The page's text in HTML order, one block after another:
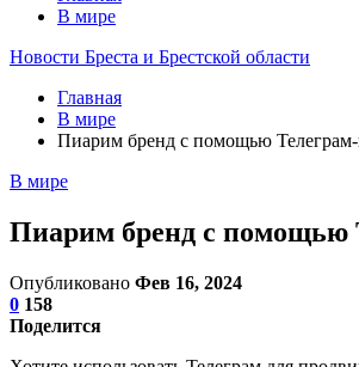
В мире
Новости Бреста и Брестской области
Главная
В мире
Пиарим бренд с помощью Телеграм-
В мире
Пиарим бренд с помощью
Опубликовано Фев 16, 2024
0 158
Поделится